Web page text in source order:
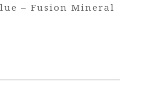
– Fusion Mineral